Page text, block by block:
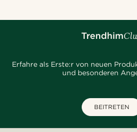
Erfahre als Erste:r von neuen
und besonderen
BEITRETEN